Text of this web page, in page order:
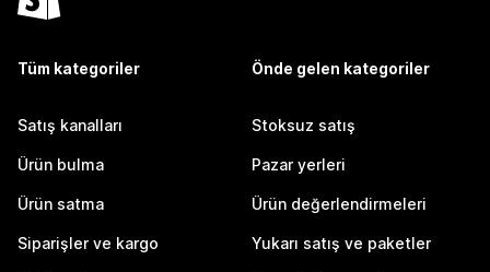
Tüm kategoriler
Satış kanalları
Ürün bulma
Ürün satma
Siparişler ve kargo
Önde gelen kategoriler
Stoksuz satış
Pazar yerleri
Ürün değerlendirmeleri
Yukarı satış ve paketler